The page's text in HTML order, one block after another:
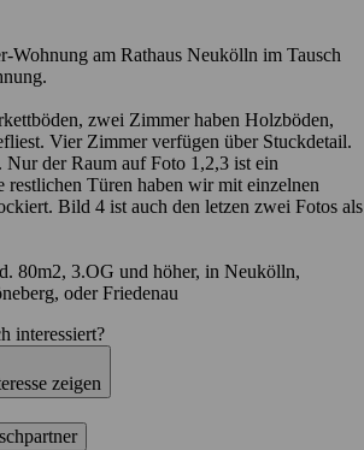
Wohnung am Rathaus Neukölln im Tausch
zwei Zimmer haben Holzböden,
Vier Zimmer verfügen über Stuckdetail.
der Raum auf Foto 1,2,3 ist ein
restlichen Türen haben wir mit einzelnen
Bild 4 ist auch den letzen zwei Fotos als
80m2, 3.OG und höher, in Neukölln,
oder Friedenau
interessiert?
zeigen